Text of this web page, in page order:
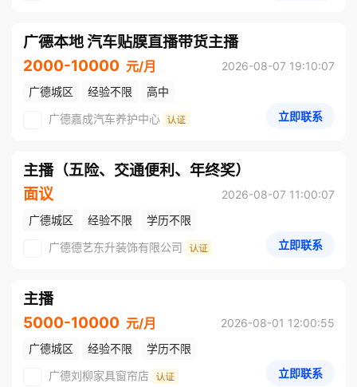
广德本地 汽车贴膜直播带货主播
2000-10000 元/月
2026-08-07 19:10:07
广德城区
经验不限
高中
广德嘉成汽车养护中心
立即联系
主播（五险、交通便利、年终奖）
面议
2026-08-07 11:00:07
广德城区
经验不限
学历不限
广德德艺东升装饰有限公司
立即联系
主播
5000-10000 元/月
2026-08-01 12:00:55
广德城区
经验不限
学历不限
广德刘柳家具窗帘店
立即联系